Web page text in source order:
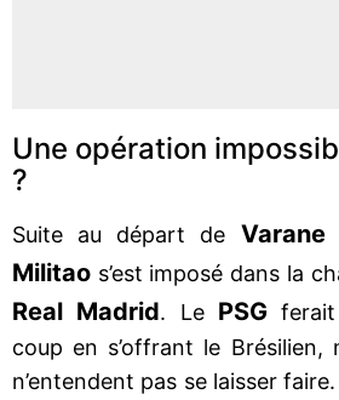
Une opération
?
Suite au départ de Varane
Militao s’est imposé dans la
Real Madrid. Le PSGferait
coup en s’offrant le Brésilien,
n’entendent pas se laisser